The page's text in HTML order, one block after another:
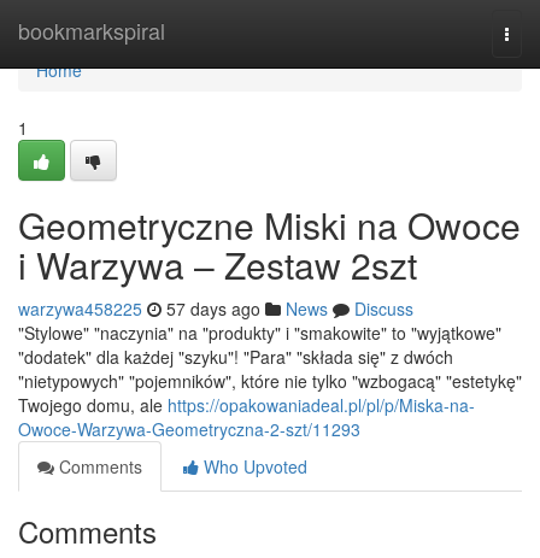
bookmarkspiral
Home
Home
1
Geometryczne Miski na Owoce
i Warzywa – Zestaw 2szt
warzywa458225 57 days ago News
Discuss
"Stylowe" "naczynia" na "produkty" i "smakowite" to "wyjątkowe"
"dodatek" dla każdej "szyku"! "Para" "składa się" z dwóch
"nietypowych" "pojemników", które nie tylko "wzbogacą" "estetykę"
Twojego domu, ale https://opakowaniadeal.pl/pl/p/Miska-na-
Owoce-Warzywa-Geometryczna-2-szt/11293
Comments
Who Upvoted
Comments